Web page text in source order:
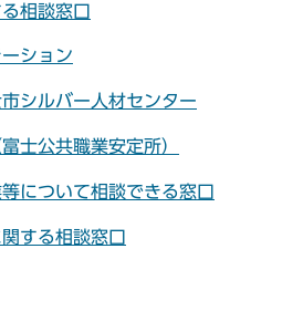
相談窓口
ション
シルバー人材センター
士公共職業安定所）
について相談できる窓口
する相談窓口